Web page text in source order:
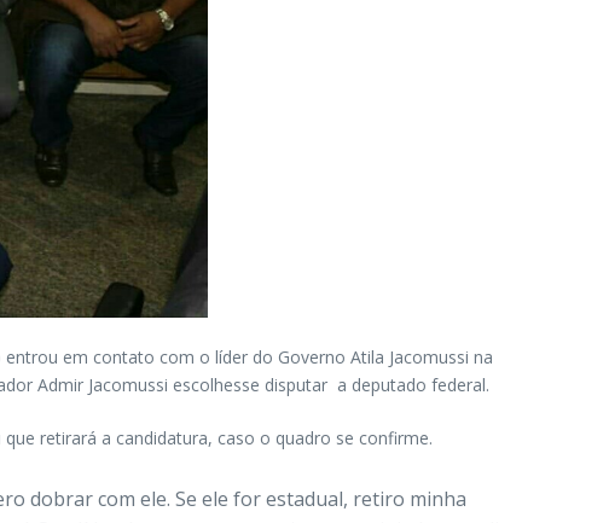
em contato com o líder do Governo Atila Jacomussi na
Admir Jacomussi escolhesse disputar a deputado federal.
retirará a candidatura, caso o quadro se confirme.
dobrar com ele. Se ele for estadual, retiro minha